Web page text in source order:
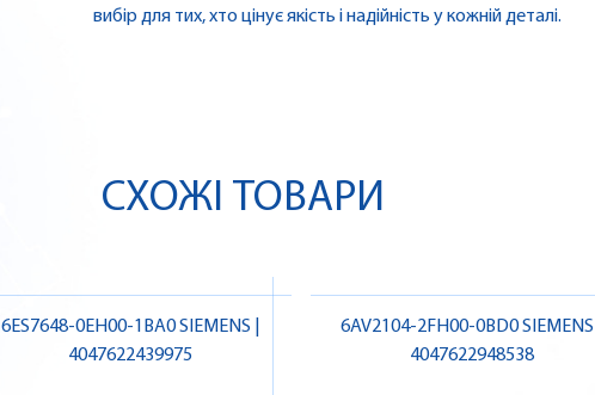
вибір для тих, хто цінує якість і надійність у кожній деталі.
СХОЖІ ТОВАРИ
6ES7648-0EH00-1BA0 SIEMENS |
4047622439975
6AV2104-2FH00-0BD0 SIEMENS |
4047622948538